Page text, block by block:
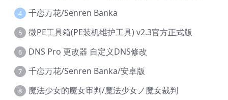
4 千恋万花/Senren Banka
5 微PE工具箱(PE装机维护工具) v2.3官方正式版
6 DNS Pro 更改器 自定义DNS修改
7 千恋万花/Senren Banka/安卓版
8 魔法少女的魔女审判/魔法少女ノ魔女裁判